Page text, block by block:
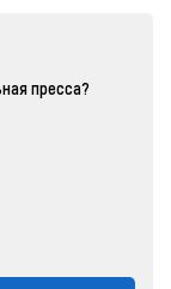
пресса?